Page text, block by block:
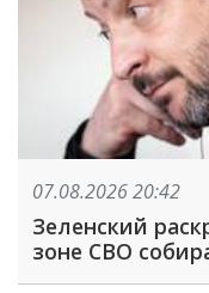
07.08.2026 20:42
Зеленский
зоне СВО